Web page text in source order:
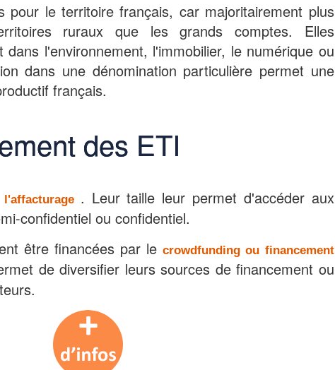
pour le territoire français, car majoritairement plus
ruraux que les grands comptes. Elles
dans l'environnement, l'immobilier, le numérique ou
dans une dénomination particulière permet une
français.
des ETI
l'affacturage . Leur taille leur permet d'accéder aux
confidentiel ou confidentiel.
être financées par lecrowdfunding ou financement
de diversifier leurs sources de financement ou